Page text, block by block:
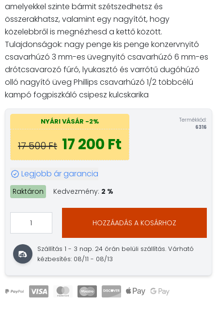
amelyekkel szinte bármit szétszedhetsz és
összerakhatsz, valamint egy nagyítót, hogy
közelebbről is megnézhesd a kettő között.
Tulajdonságok: nagy penge kis penge konzervnyitó
csavarhúzó 3 mm-es üvegnyitó csavarhúzó 6 mm-es
drótcsavarozó fúró, lyukasztó és varrótű dugóhúzó
olló nagyító üveg Phillips csavarhúzó 1/2 többcélú
kampó fogpiszkáló csipesz kulcskarika
NYÁRI VÁSÁR -2%
17 500 Ft 17 200 Ft
Termékkód:
6316
Legjobb ár garancia
Raktáron Kedvezmény: 2 %
HOZZÁADÁS A KOSÁRHOZ
Szállítás 1 - 3 nap. 24 órán belüli szállítás. Várható
kézbesítés: 08/11 - 08/13